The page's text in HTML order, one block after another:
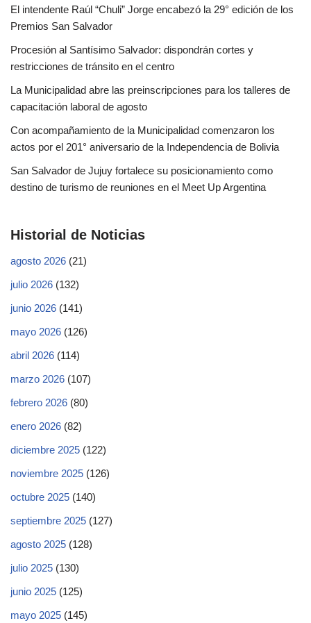
El intendente Raúl “Chuli” Jorge encabezó la 29° edición de los
Premios San Salvador
Procesión al Santísimo Salvador: dispondrán cortes y
restricciones de tránsito en el centro
La Municipalidad abre las preinscripciones para los talleres de
capacitación laboral de agosto
Con acompañamiento de la Municipalidad comenzaron los
actos por el 201° aniversario de la Independencia de Bolivia
San Salvador de Jujuy fortalece su posicionamiento como
destino de turismo de reuniones en el Meet Up Argentina
Historial de Noticias
agosto 2026 (21)
julio 2026 (132)
junio 2026 (141)
mayo 2026 (126)
abril 2026 (114)
marzo 2026 (107)
febrero 2026 (80)
enero 2026 (82)
diciembre 2025 (122)
noviembre 2025 (126)
octubre 2025 (140)
septiembre 2025 (127)
agosto 2025 (128)
julio 2025 (130)
junio 2025 (125)
mayo 2025 (145)